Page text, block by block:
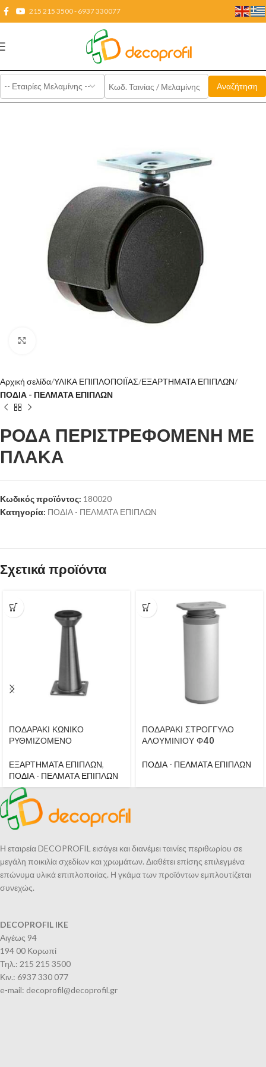
215 215 3500 - 6937 330077
Αρχική σελίδα ΥΛΙΚΑ ΕΠΙΠΛΟΠΟΙΪΑΣ ΕΞΑΡΤΗΜΑΤΑ ΕΠΙΠΛΩΝ
ΠΟΔΙΑ - ΠΕΛΜΑΤΑ ΕΠΙΠΛΩΝ
ΡΟΔΑ ΠΕΡΙΣΤΡΕΦΟΜΕΝΗ ΜΕ
ΠΛΑΚΑ
Κωδικός προϊόντος: 180020
Κατηγορία: ΠΟΔΙΑ - ΠΕΛΜΑΤΑ ΕΠΙΠΛΩΝ
Σχετικά προϊόντα
ΠΟΔΑΡΑΚΙ ΚΩΝΙΚΟ
ΡΥΘΜΙΖΟΜΕΝΟ
ΕΞΑΡΤΗΜΑΤΑ ΕΠΙΠΛΩΝ,
ΠΟΔΙΑ - ΠΕΛΜΑΤΑ ΕΠΙΠΛΩΝ
ΠΟΔΑΡΑΚΙ ΣΤΡΟΓΓΥΛΟ
ΑΛΟΥΜΙΝΙΟΥ Φ40
ΠΟΔΙΑ - ΠΕΛΜΑΤΑ ΕΠΙΠΛΩΝ
Η εταιρεία DECOPROFIL εισάγει και διανέμει ταινίες περιθωρίου σε
μεγάλη ποικιλία σχεδίων και χρωμάτων. Διαθέτει επίσης επιλεγμένα
επώνυμα υλικά επιπλοποιίας. Η γκάμα των προϊόντων εμπλουτίζεται
συνεχώς.
DECOPROFIL IKE
Αιγέως 94
194 00 Κορωπί
Τηλ.: 215 215 3500
Κιν.: 6937 330 077
e-mail: decoprofil@decoprofil.gr